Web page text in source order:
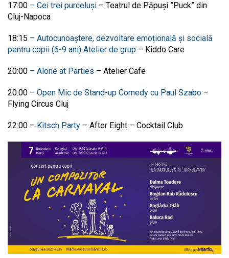
17:00 – Cei trei purceluși – Teatrul de Păpuși ”Puck” din
Cluj-Napoca
18:15 – Autocunoaștere, dezvoltare emoțională și socială
pentru copii (6-9 ani) Atelier de grup – Kiddo Care
20:00 – Alone at Parties – Atelier Cafe
20:00 – Open Mic de Stand-up Comedy cu Paul Szabo –
Flying Circus Cluj
22:00 – Kitsch Party – After Eight – Cocktail Club